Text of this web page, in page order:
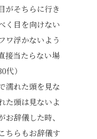
がそちらに行き
く目を向けない
ワ浮かないよう
接当たらない場
代）
濡れた頭を見な
た頭は見ないよ
お辞儀した時、
ちらもお辞儀す